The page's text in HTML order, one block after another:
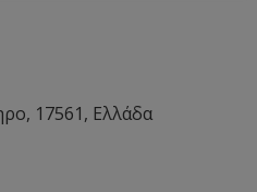
17561, Ελλάδα